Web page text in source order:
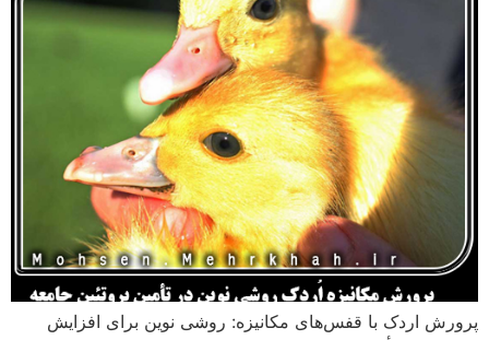
پرورش اردک با قفس‌های مکانیزه: روشی نوین برای افزایش